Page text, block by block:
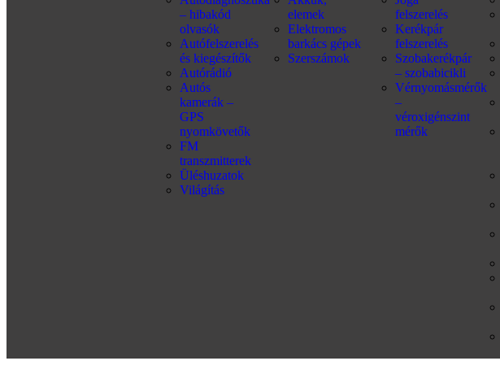
– hibakód
olvasók
Autófelszerelés
és kiegészítők
Autórádió
Autós
kamerák –
GPS
nyomkövetők
FM
transzmitterek
Üléshuzatok
Világítás
elemek
Elektromos
barkács gépek
Szerszámok
felszerelés
Kerékpár
felszerelés
Szobakerékpár
– szobabicikli
Vérnyomásmérők
–
véroxigénszint
mérők